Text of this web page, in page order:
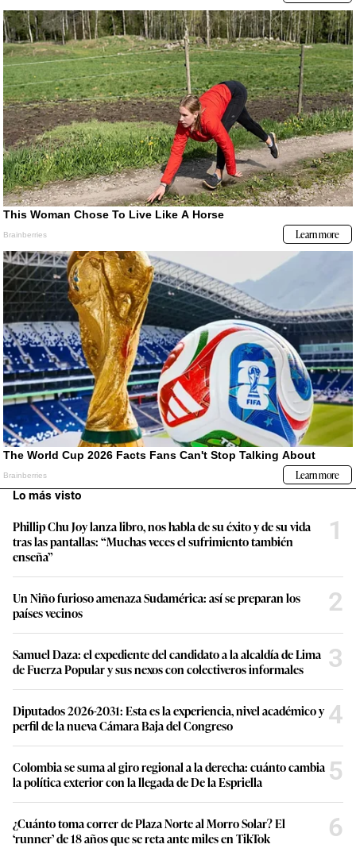
Lo más visto
Phillip Chu Joy lanza libro, nos habla de su éxito y de su vida
tras las pantallas: “Muchas veces el sufrimiento también
enseña”
1
Un Niño furioso amenaza Sudamérica: así se preparan los
países vecinos
2
Samuel Daza: el expediente del candidato a la alcaldía de Lima
de Fuerza Popular y sus nexos con colectiveros informales
3
Diputados 2026-2031: Esta es la experiencia, nivel académico y
perfil de la nueva Cámara Baja del Congreso
4
Colombia se suma al giro regional a la derecha: cuánto cambia
la política exterior con la llegada de De la Espriella
5
¿Cuánto toma correr de Plaza Norte al Morro Solar? El
‘runner’ de 18 años que se reta ante miles en TikTok
6